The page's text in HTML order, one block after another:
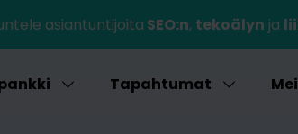
asiantuntijoita SEO:n, tekoälyn ja
Tapahtumat